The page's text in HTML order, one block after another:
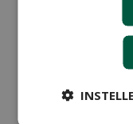
Meld je
nieuwsbrief.